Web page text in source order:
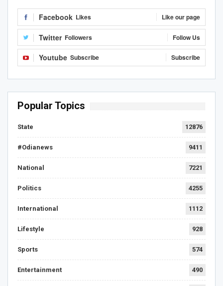
Facebook Likes Like our page
Twitter Followers Follow Us
Youtube Subscribe Subscribe
Popular Topics
State 12876
#Odianews 9411
National 7221
Politics 4255
International 1112
Lifestyle 928
Sports 574
Entertainment 490